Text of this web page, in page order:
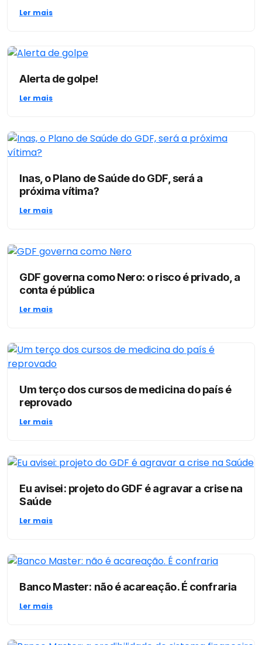
Ler mais
Alerta de golpe!
Ler mais
Inas, o Plano de Saúde do GDF, será a
próxima vítima?
Ler mais
GDF governa como Nero: o risco é privado, a
conta é pública
Ler mais
Um terço dos cursos de medicina do país é
reprovado
Ler mais
Eu avisei: projeto do GDF é agravar a crise na
Saúde
Ler mais
Banco Master: não é acareação. É confraria
Ler mais